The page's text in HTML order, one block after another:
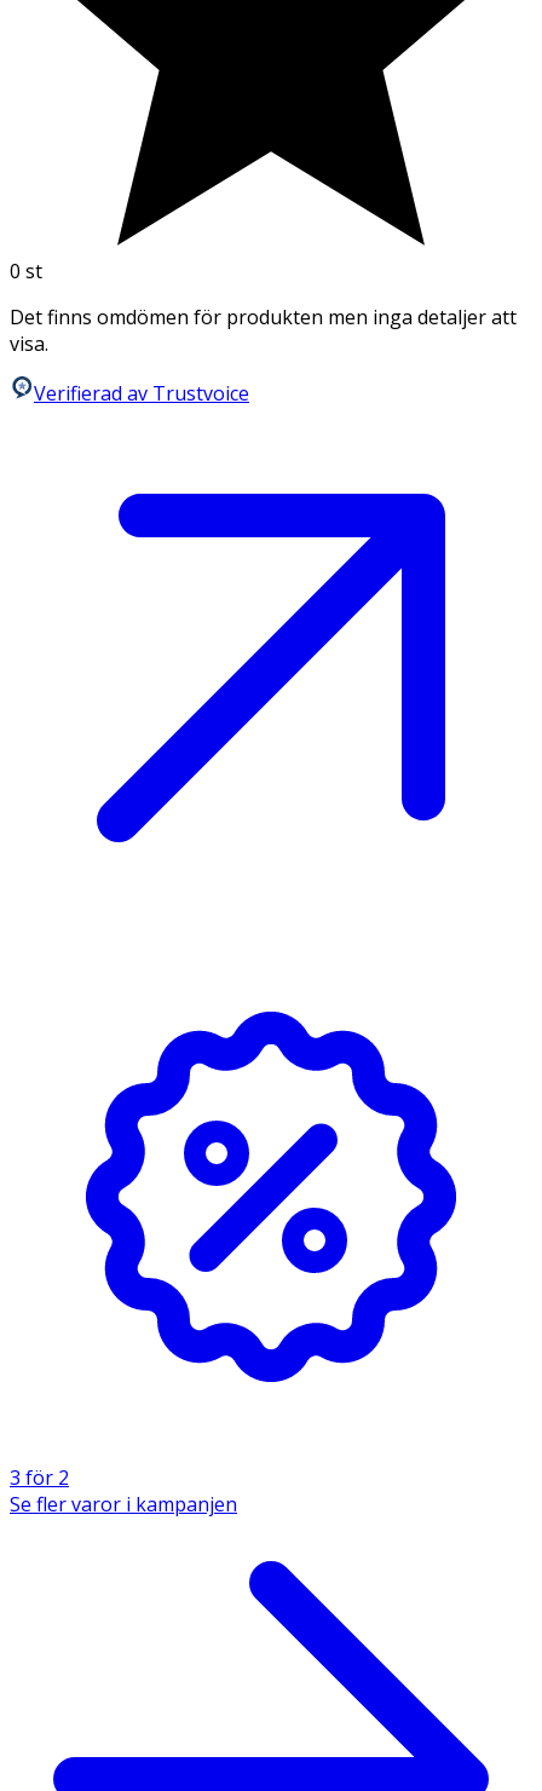
0 st
Det finns omdömen för produkten men inga detaljer att
visa.
Verifierad av Trustvoice
3 för 2
Se fler varor i kampanjen